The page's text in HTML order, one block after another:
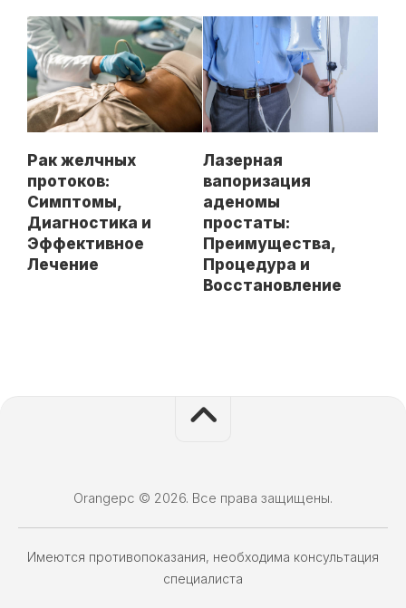
Рак желчных
протоков:
Симптомы,
Диагностика и
Эффективное
Лечение
Лазерная
вапоризация
аденомы
простаты:
Преимущества,
Процедура и
Восстановление
Orangepc © 2026. Все права защищены.
Имеются противопоказания, необходима консультация
специалиста